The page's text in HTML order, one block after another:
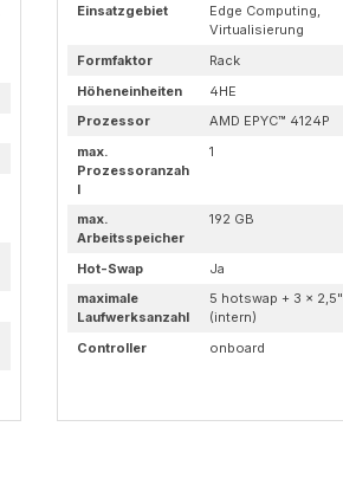
Einsatzgebiet
Edge Computing,
Virtualisierung
Formfaktor
Rack
Höheneinheiten
4HE
Prozessor
AMD EPYC™ 4124P
max.
Prozessoranzah
l
1
max.
Arbeitsspeicher
192 GB
Hot-Swap
Ja
maximale
Laufwerksanzahl
5 hotswap + 3 × 2,5"
(intern)
Controller
onboard